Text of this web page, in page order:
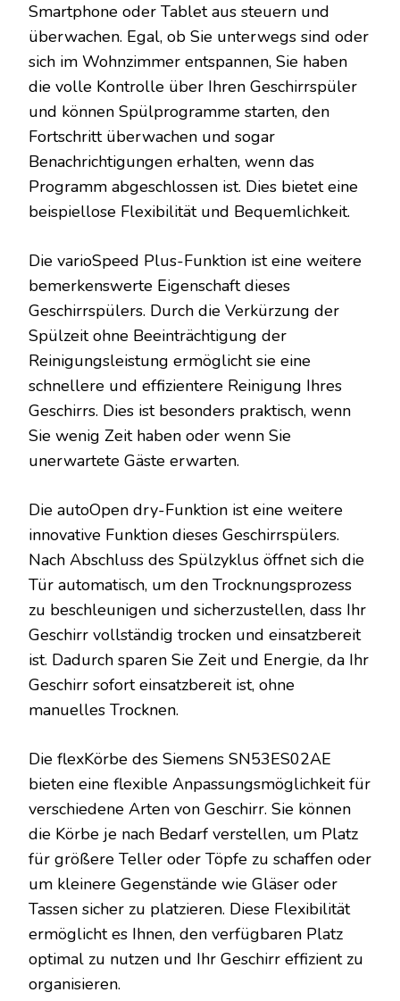
Smartphone oder Tablet aus steuern und
überwachen. Egal, ob Sie unterwegs sind oder
sich im Wohnzimmer entspannen, Sie haben
die volle Kontrolle über Ihren Geschirrspüler
und können Spülprogramme starten, den
Fortschritt überwachen und sogar
Benachrichtigungen erhalten, wenn das
Programm abgeschlossen ist. Dies bietet eine
beispiellose Flexibilität und Bequemlichkeit.
Die varioSpeed Plus-Funktion ist eine weitere
bemerkenswerte Eigenschaft dieses
Geschirrspülers. Durch die Verkürzung der
Spülzeit ohne Beeinträchtigung der
Reinigungsleistung ermöglicht sie eine
schnellere und effizientere Reinigung Ihres
Geschirrs. Dies ist besonders praktisch, wenn
Sie wenig Zeit haben oder wenn Sie
unerwartete Gäste erwarten.
Die autoOpen dry-Funktion ist eine weitere
innovative Funktion dieses Geschirrspülers.
Nach Abschluss des Spülzyklus öffnet sich die
Tür automatisch, um den Trocknungsprozess
zu beschleunigen und sicherzustellen, dass Ihr
Geschirr vollständig trocken und einsatzbereit
ist. Dadurch sparen Sie Zeit und Energie, da Ihr
Geschirr sofort einsatzbereit ist, ohne
manuelles Trocknen.
Die flexKörbe des Siemens SN53ES02AE
bieten eine flexible Anpassungsmöglichkeit für
verschiedene Arten von Geschirr. Sie können
die Körbe je nach Bedarf verstellen, um Platz
für größere Teller oder Töpfe zu schaffen oder
um kleinere Gegenstände wie Gläser oder
Tassen sicher zu platzieren. Diese Flexibilität
ermöglicht es Ihnen, den verfügbaren Platz
optimal zu nutzen und Ihr Geschirr effizient zu
organisieren.